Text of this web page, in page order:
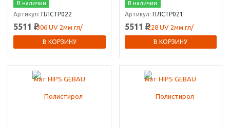
В наличии
Артикул: ПЛСТР022
5511 ₽
В КОРЗИНУ
В наличии
Артикул: ПЛСТР021
5511 ₽
В КОРЗИНУ